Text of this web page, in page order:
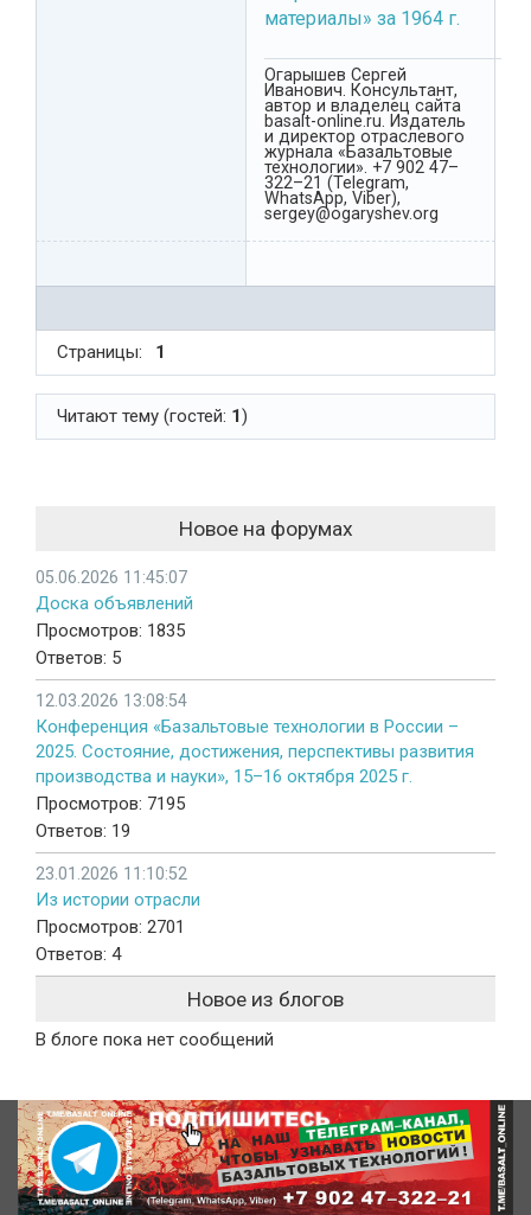
материалы» за 1964 г.
Огарышев Сергей
Иванович. Консультант,
автор и владелец сайта
basalt-online.ru. Издатель
и директор отраслевого
журнала «Базальтовые
технологии». +7 902 47–
322–21 (Telegram,
WhatsApp, Viber),
sergey@ogaryshev.org
Страницы: 1
Читают тему (гостей: 1)
Новое на форумах
05.06.2026 11:45:07
Доска объявлений
Просмотров: 1835
Ответов: 5
12.03.2026 13:08:54
Конференция «Базальтовые технологии в России –
2025. Состояние, достижения, перспективы развития
производства и науки», 15–16 октября 2025 г.
Просмотров: 7195
Ответов: 19
23.01.2026 11:10:52
Из истории отрасли
Просмотров: 2701
Ответов: 4
Новое из блогов
В блоге пока нет сообщений